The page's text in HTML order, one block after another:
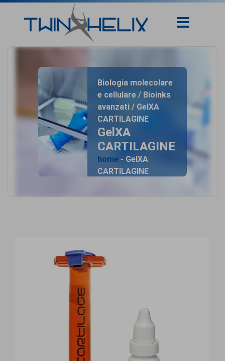
Biologia molecolare
e cellulare / Bioinks
avanzati / GelXA
CARTILAGINE
GelXA
CARTILAGINE
home - GelXA
CARTILAGINE